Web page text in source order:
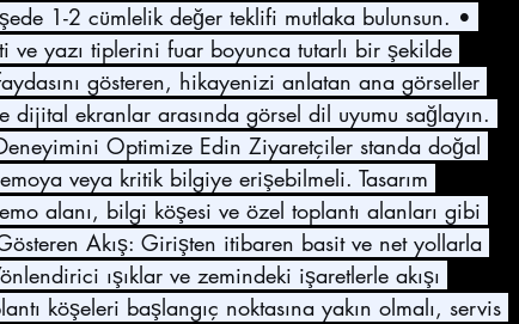
1-2 cümlelik değer teklifi mutlaka bulunsun. •
ve yazı tiplerini fuar boyunca tutarlı bir şekilde
gösteren, hikayenizi anlatan ana görseller
dijital ekranlar arasında görsel dil uyumu sağlayın.
Optimize Edin Ziyaretçiler standa doğal
veya kritik bilgiye erişebilmeli. Tasarım
alanı, bilgi köşesi ve özel toplantı alanları gibi
Akış: Girişten itibaren basit ve net yollarla
ışıklar ve zemindeki işaretlerle akışı
köşeleri başlangıç noktasına yakın olmalı, servis